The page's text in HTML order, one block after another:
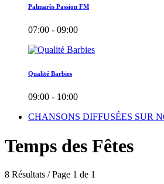
Palmarès Passion FM
07:00 - 09:00
Qualité Barbies
09:00 - 10:00
CHANSONS DIFFUSÉES SUR
Temps des Fêtes
8 Résultats / Page 1 de 1